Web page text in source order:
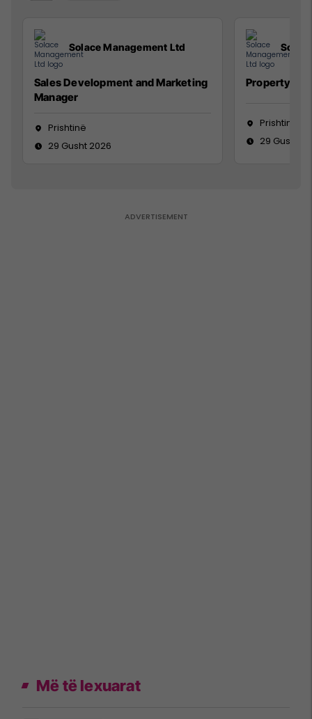
Solace Management Ltd
Sales Development and Marketing
Manager
Prishtinë
29 Gusht 2026
Property
Prishtinë
29 Gusht
Më të lexuarat